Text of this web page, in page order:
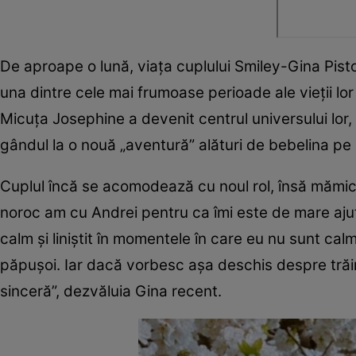
De aproape o lună, viaţa cuplului Smiley-Gina
una dintre cele mai frumoase perioade ale vieții
Micuța Josephine a devenit centrul universului
gândul la o nouă „aventură” alături de bebelina
Cuplul încă se acomodează cu noul rol, însă
noroc am cu Andrei pentru ca îmi este de mare
calm şi liniştit în momentele în care eu nu sunt
păpuşoi. Iar dacă vorbesc aşa deschis despre
sinceră”, dezvăluia Gina recent.